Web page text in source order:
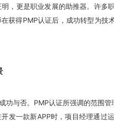
，更是职业发展的助推器。许多
获得PMP认证后，成功转型为技
功与否。PMP认证所强调的范围
发一款新APP时，项目经理通过